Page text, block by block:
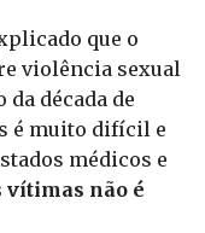
que o
violência sexual
década de
é muito difícil e
médicos e
vítimas não é